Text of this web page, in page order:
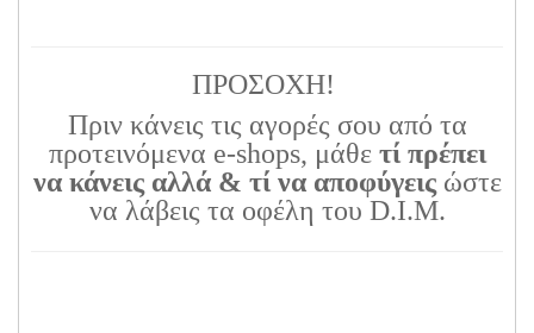
ΠΡΟΣΟΧΗ!
Πριν κάνεις τις αγορές σου από τα
προτεινόμενα e-shops, μάθε τί πρέπει
να κάνεις αλλά & τί να αποφύγειςώστε
να λάβεις τα οφέλη του D.I.M.